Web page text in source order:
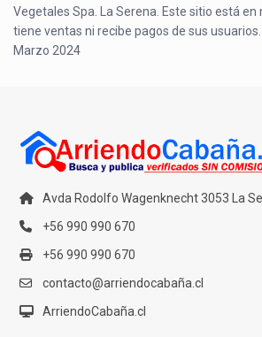
Vegetales Spa. La Serena. Este sitio está en
tiene ventas ni recibe pagos de sus usuarios.
Marzo 2024
Avda Rodolfo Wagenknecht 3053 La
+56 990 990 670
+56 990 990 670
contacto@arriendocabaña.cl
ArriendoCabaña.cl